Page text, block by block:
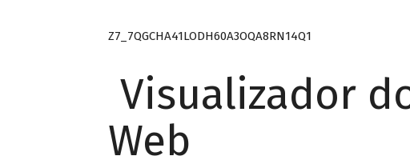
Z7_7QGCHA41LODH60A3OQA8RN14Q1
Visualizador
Web